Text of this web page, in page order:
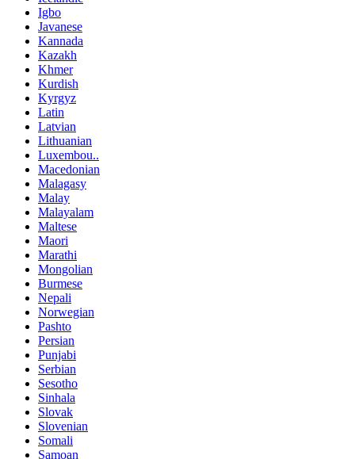
Igbo
Javanese
Kannada
Kazakh
Khmer
Kurdish
Kyrgyz
Latin
Latvian
Lithuanian
Luxembou..
Macedonian
Malagasy
Malay
Malayalam
Maltese
Maori
Marathi
Mongolian
Burmese
Nepali
Norwegian
Pashto
Persian
Punjabi
Serbian
Sesotho
Sinhala
Slovak
Slovenian
Somali
Samoan